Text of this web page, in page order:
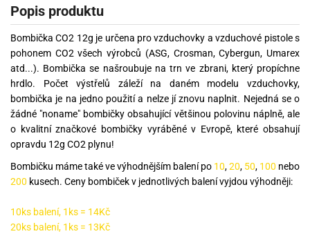
Popis produktu
Bombička CO2 12g je určena pro vzduchovky a vzduchové pistole s
pohonem CO2 všech výrobců (ASG, Crosman, Cybergun, Umarex
atd...). Bombička se našroubuje na trn ve zbrani, který propíchne
hrdlo. Počet výstřelů záleží na daném modelu vzduchovky,
bombička je na jedno použití a nelze jí znovu naplnit. Nejedná se o
žádné "noname" bombičky obsahující většinou polovinu náplně, ale
o kvalitní značkové bombičky vyráběné v Evropě, které obsahují
opravdu 12g CO2 plynu!
Bombičku máme také ve výhodnějším balení po 10,20, 50, 100 nebo
200 kusech. Ceny bombiček v jednotlivých balení vyjdou výhodněji:
10ks balení, 1ks = 14Kč
20ks balení, 1ks = 13Kč